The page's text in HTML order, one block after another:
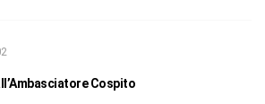
Cospito